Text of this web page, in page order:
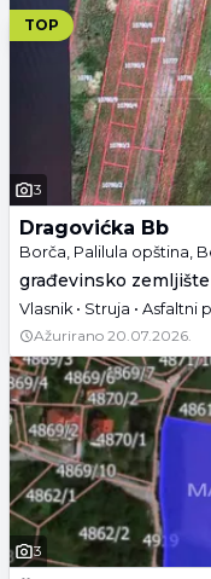
TOP
3
Dragovićka Bb
Borča, Palilula opština,
građevinsko
Vlasnik • Struja • Asfaltni
Ažurirano 20.07.2026.
3